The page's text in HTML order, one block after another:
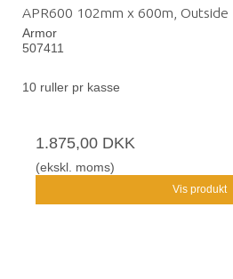
APR600 102mm x 600m, Outside
Armor
507411
10 ruller pr kasse
1.875,00 DKK
(ekskl. moms)
Vis produkt